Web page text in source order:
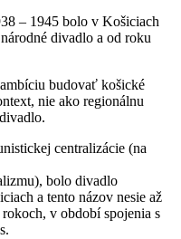
– 1945 bolo v Košiciach
divadlo a od roku
budovať košické
nie ako regionálnu
centralizácie (na
bolo divadlo
a tento názov nesie až
v období spojenia s